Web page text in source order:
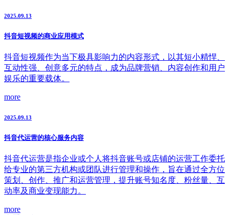
2025.09.13
抖音短视频的商业应用模式
抖音短视频作为当下极具影响力的内容形式，以其短小精悍、
互动性强、创意多元的特点，成为品牌营销、内容创作和用户
娱乐的重要载体。
more
2025.09.13
抖音代运营的核心服务内容
抖音代运营是指企业或个人将抖音账号或店铺的运营工作委托
给专业的第三方机构或团队进行管理和操作，旨在通过全方位
策划、创作、推广和运营管理，提升账号知名度、粉丝量、互
动率及商业变现能力。
more